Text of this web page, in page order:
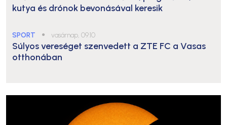
kutya és drónok bevonásával keresik
SPORT ● vasárnap, 09:10
Súlyos vereséget szenvedett a ZTE FC a Vasas
otthonában